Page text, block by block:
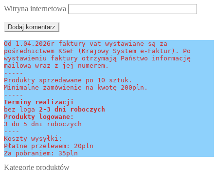
Witryna internetowa
Od 1.04.2026r faktury vat wystawiane są za
pośrednictwem KSeF (Krajowy System e-Faktur). Po
wystawieniu faktury otrzymają Państwo informację
mailową wraz z jej numerem.
-----
Produkty sprzedawane po 10 sztuk.
Minimalne zamówienie na kwotę 200pln.
-----
Terminy realizacji
bez loga 2-3 dni roboczych
Produkty logowane:
3 do 5 dni roboczych
----
Koszty wysyłki:
Płatne przelewem: 20pln
Za pobraniem: 35pln
Kategorie produktów